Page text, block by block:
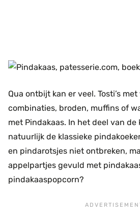
Qua ontbijt kan er veel. Tosti’s
combinaties, broden, muffins of
met Pindakaas. In het deel van de
natuurlijk de klassieke
en pindarotsjes niet ontbreken,
appelpartjes gevuld met
pindakaaspopcorn?